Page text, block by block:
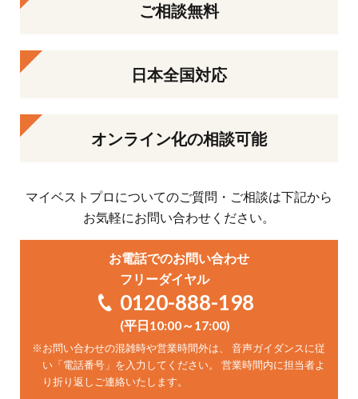
ご相談無料
日本全国対応
オンライン化の相談可能
マイベストプロについてのご質問・ご相談は下記から
お気軽にお問い合わせください。
お電話でのお問い合わせ
フリーダイヤル
0120-888-198
(平日10:00～17:00)
※お問い合わせの混雑時や営業時間外は、 音声ガイダンスに従
い「電話番号」を入力してください。 営業時間内に担当者よ
り折り返しご連絡いたします。